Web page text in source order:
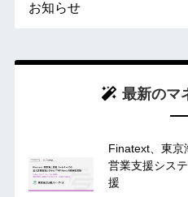
お知らせ
最新のマ
Finatext、東京
営業支援シス
援